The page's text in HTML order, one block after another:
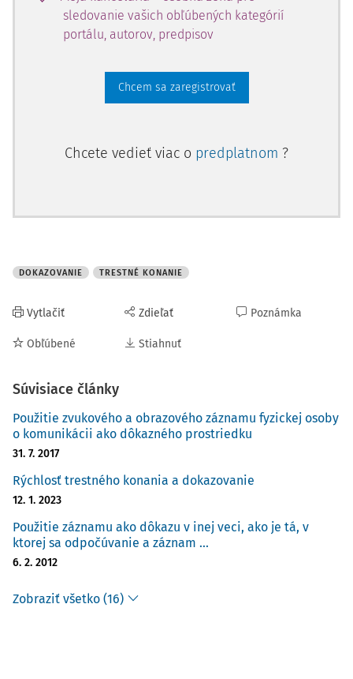
sledovanie vašich obľúbených kategórií
portálu, autorov, predpisov
Chcem sa zaregistrovať
Chcete vedieť viac o predplatnom ?
DOKAZOVANIE TRESTNÉ KONANIE
Vytlačiť
Obľúbené
Zdieľať
Stiahnuť
Poznámka
Súvisiace články
Použitie zvukového a obrazového záznamu fyzickej osoby
o komunikácii ako dôkazného prostriedku
31. 7. 2017
Rýchlosť trestného konania a dokazovanie
12. 1. 2023
Použitie záznamu ako dôkazu v inej veci, ako je tá, v
ktorej sa odpočúvanie a záznam ...
6. 2. 2012
Zobraziť všetko (16)